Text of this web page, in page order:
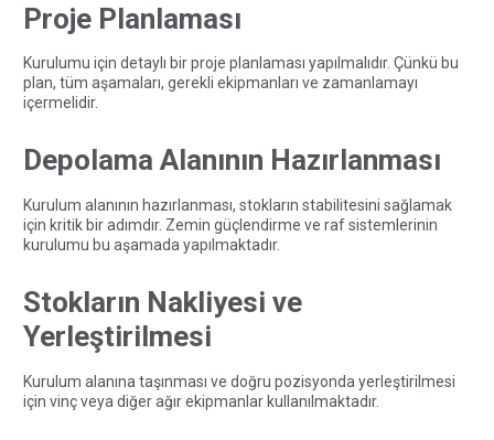
Proje Planlaması
Kurulumu için detaylı bir proje planlaması yapılmalıdır. Çünkü bu
plan, tüm aşamaları, gerekli ekipmanları ve zamanlamayı
içermelidir.
Depolama Alanının Hazırlanması
Kurulum alanının hazırlanması, stokların stabilitesini sağlamak
için kritik bir adımdır. Zemin güçlendirme ve raf sistemlerinin
kurulumu bu aşamada yapılmaktadır.
Stokların Nakliyesi ve
Yerleştirilmesi
Kurulum alanına taşınması ve doğru pozisyonda yerleştirilmesi
için vinç veya diğer ağır ekipmanlar kullanılmaktadır.